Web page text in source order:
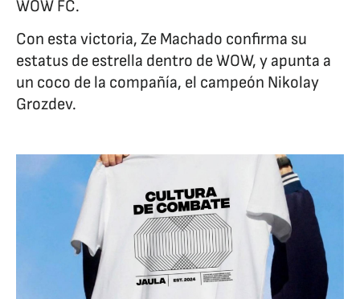
WOW FC.
Con esta victoria, Ze Machado confirma su
estatus de estrella dentro de WOW, y apunta a
un coco de la compañía, el campeón Nikolay
Grozdev.